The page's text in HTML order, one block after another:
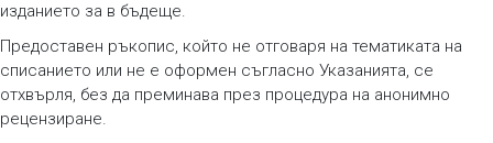
изданието за в бъдеще.
Предоставен ръкопис, който не отговаря на тематиката на
списанието или не е оформен съгласно Указанията, се
отхвърля, без да преминава през процедура на анонимно
рецензиране.